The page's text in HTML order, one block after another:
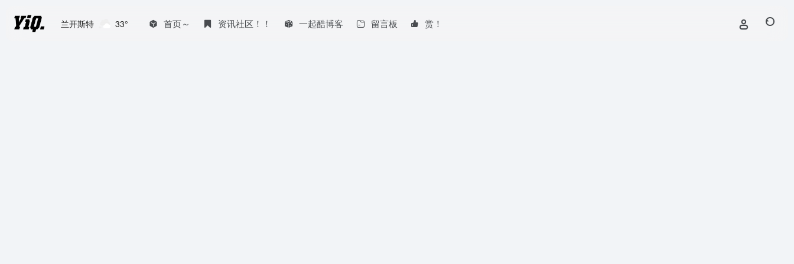
兰开斯特 33° 首页～ 资讯社区！！ 一起酷博客 留言板 赏！